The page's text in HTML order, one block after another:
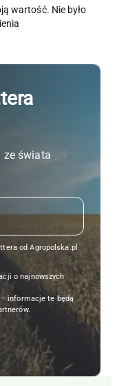
wartość. Nie było
ze świata
od Agropolska.pl
o najnowszych
informacje te będą